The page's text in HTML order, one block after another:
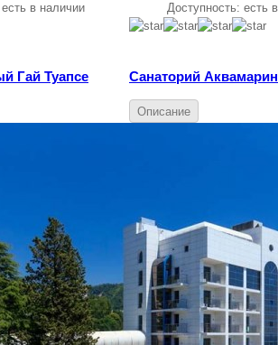
есть в наличии
Гай Туапсе
Доступность: есть
Санаторий
Описание